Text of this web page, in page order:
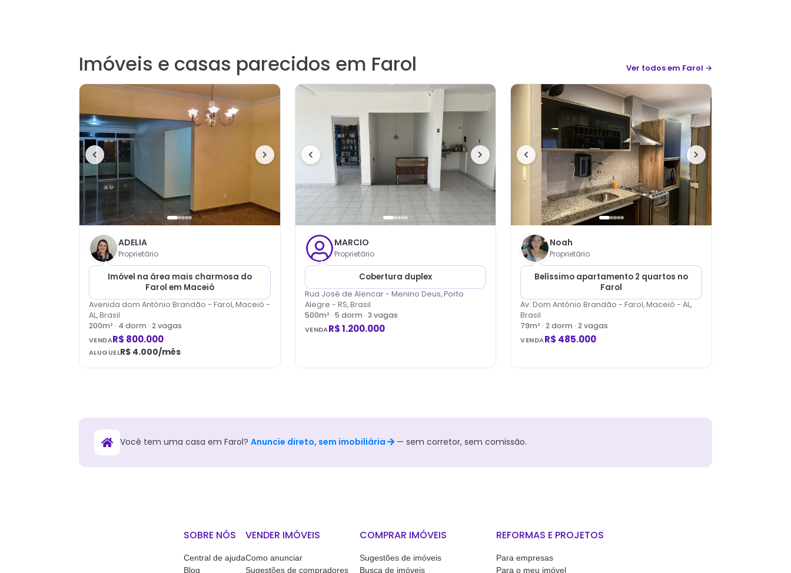
Imóveis e casas parecidos em Farol Ver todosem Farol →
ADELIA
Proprietário
Imóvel na área mais charmosa do
Farol em Maceió
Avenida dom Antônio Brandão - Farol, Maceió -
AL, Brasil
200m² · 4 dorm · 2 vagas
VENDAR$ 800.000
ALUGUELR$ 4.000/mês
MARCIO
Proprietário
Cobertura duplex
Rua José de Alencar - Menino Deus, Porto
Alegre - RS, Brasil
500m² · 5 dorm · 3 vagas
VENDAR$ 1.200.000
Noah
Proprietário
Belíssimo apartamento 2 quartos no
Farol
Av. Dom Antônio Brandão - Farol, Maceió - AL,
Brasil
79m² ·2dorm · 2 vagas
VENDAR$ 485.000
Você tem uma casa em Farol? Anuncie direto, sem imobiliária — sem corretor, sem comissão.
SOBRE NÓS
Central de ajuda
Blog
VENDER IMÓVEIS
Como anunciar
Sugestões de compradores
COMPRAR IMÓVEIS
Sugestões de imóveis
Busca de imóveis
REFORMAS E PROJETOS
Para empresas
Para o meu imóvel